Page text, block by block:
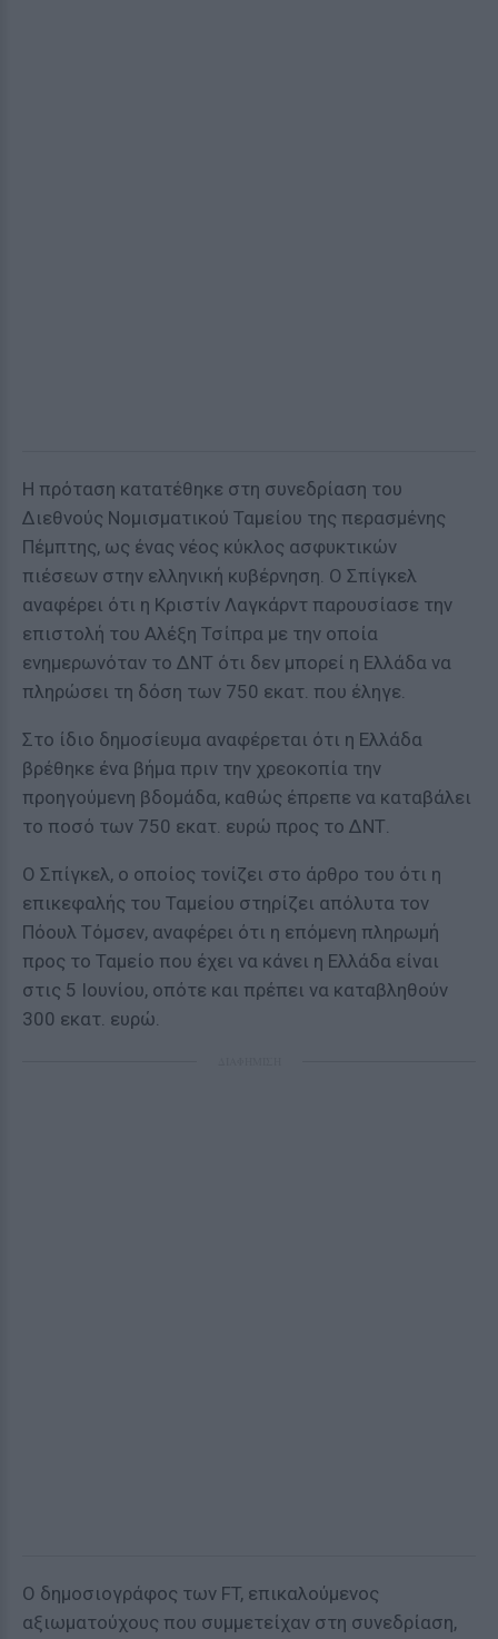
Η πρόταση κατατέθηκε στη συνεδρίαση του
Διεθνούς Νομισματικού Ταμείου της περασμένης
Πέμπτης, ως ένας νέος κύκλος ασφυκτικών
πιέσεων στην ελληνική κυβέρνηση. Ο Σπίγκελ
αναφέρει ότι η Κριστίν Λαγκάρντ παρουσίασε την
επιστολή του Αλέξη Τσίπρα με την οποία
ενημερωνόταν το ΔΝΤ ότι δεν μπορεί η Ελλάδα να
πληρώσει τη δόση των 750 εκατ. που έληγε.
Στο ίδιο δημοσίευμα αναφέρεται ότι η Ελλάδα
βρέθηκε ένα βήμα πριν την χρεοκοπία την
προηγούμενη βδομάδα, καθώς έπρεπε να καταβάλει
το ποσό των 750 εκατ. ευρώ προς το ΔΝΤ.
Ο Σπίγκελ, ο οποίος τονίζει στο άρθρο του ότι η
επικεφαλής του Ταμείου στηρίζει απόλυτα τον
Πόουλ Τόμσεν, αναφέρει ότι η επόμενη πληρωμή
προς το Ταμείο που έχει να κάνει η Ελλάδα είναι
στις 5 Ιουνίου, οπότε και πρέπει να καταβληθούν
300 εκατ. ευρώ.
Ο δημοσιογράφος των FT, επικαλούμενος
αξιωματούχους που συμμετείχαν στη συνεδρίαση,